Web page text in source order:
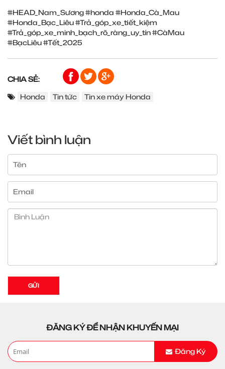
#HEAD_Nam_Sương#honda #Honda_Cà_Mau
#Honda_Bạc_Liêu#Trả_góp_xe_tiết_kiệm
#Trả_góp_xe_minh_bạch_rõ_ràng_uy_tín#CàMau
#BạcLiêu#Tết_2025
CHIA SẺ:
Honda
Tin tức Tin xe máy Honda
Viết bình luận
GỬI
ĐĂNG KÝ ĐỂ NHẬN KHUYẾN MẠI
Đăng Ký